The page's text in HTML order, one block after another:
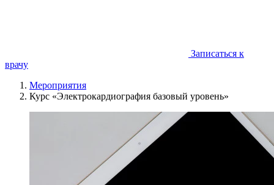
Записаться к
врачу
Мероприятия
Курс «Электрокардиография базовый уровень»